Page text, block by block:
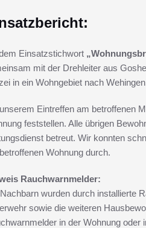
Einsatzstichwort
mit der Drehleiter aus
in ein Wohngebiet nach
Eintreffen am betroffenen
feststellen. Alle übrigen
betreut. Wir konnten
Wohnung durch.
Rauchwarnmelder:
wurden durch installierte
sowie die weiteren
in der Wohnung